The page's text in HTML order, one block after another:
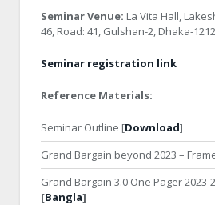
Seminar Venue: La Vita Hall,
46, Road: 41, Gulshan-2, Dhaka-
Seminar registration link
Reference Materials:
Seminar Outline [Download]
Grand Bargain beyond 2023 –
Grand Bargain 3.0 One Pager 2023-
[Bangla]